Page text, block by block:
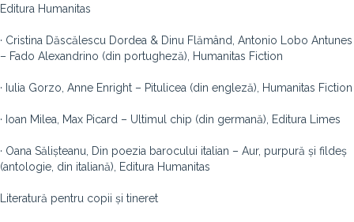
Editura Humanitas
· Cristina Dăscălescu Dordea & Dinu Flămând, Antonio Lobo Antunes
– Fado Alexandrino (din portugheză), Humanitas Fiction
· Iulia Gorzo, Anne Enright – Pitulicea (din engleză), Humanitas Fiction
· Ioan Milea, Max Picard – Ultimul chip (din germană), Editura Limes
· Oana Sălișteanu, Din poezia barocului italian – Aur, purpură și fildeș
(antologie, din italiană), Editura Humanitas
Literatură pentru copii și tineret